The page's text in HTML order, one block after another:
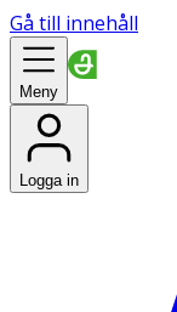
Gå till innehåll
Meny
Logga in